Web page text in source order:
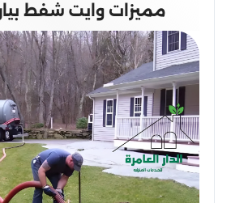
مميزات وايت شفط